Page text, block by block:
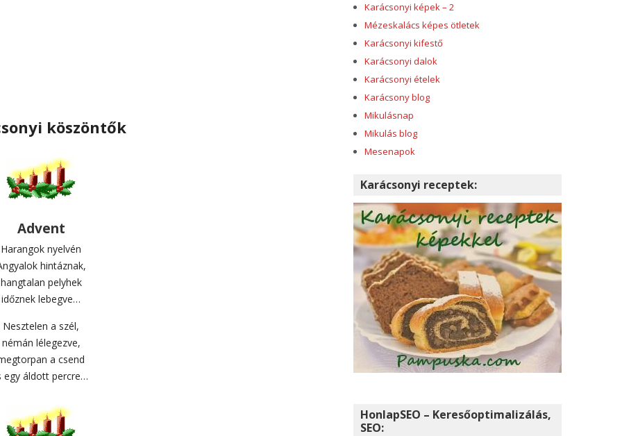
köszöntők
Advent
Harangok nyelvén
hintáznak,
hangtalan pelyhek
időznek lebegve…
Nesztelen a szél,
némán lélegezve,
a csend
egy áldott percre…
Karácsonyi képek – 2
Mézeskalács képes ötletek
Karácsonyi kifestő
Karácsonyi dalok
Karácsonyi ételek
Karácsony blog
Mikulásnap
Mikulás blog
Mesenapok
Karácsonyi receptek:
HonlapSEO – Keresőoptimalizálás,
SEO: